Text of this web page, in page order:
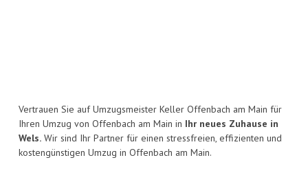
Vertrauen Sie auf Umzugsmeister Keller Offenbach am Main für
Ihren Umzug von Offenbach am Main in Ihr neues Zuhause in
Wels. Wir sind Ihr Partner für einen stressfreien, effizienten und
kostengünstigen Umzug in Offenbach am Main.